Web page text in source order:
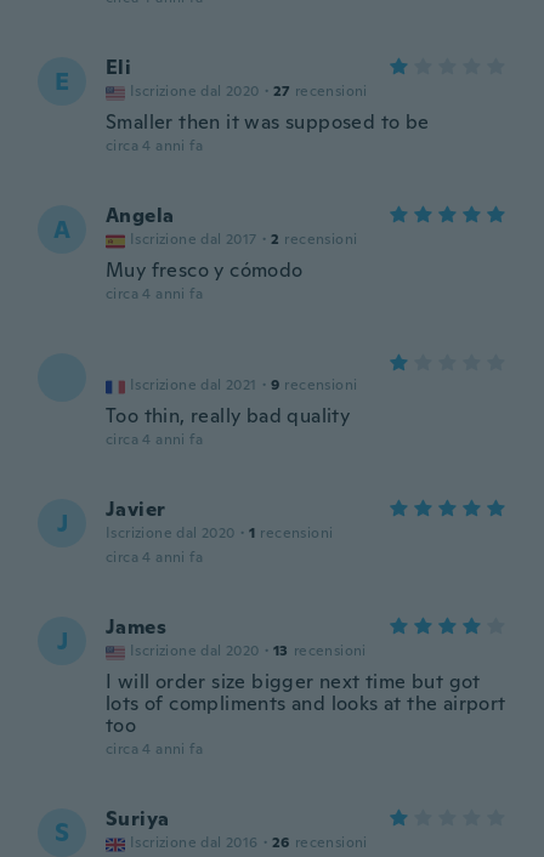
E Eli
Iscrizione dal 2020 · 27 recensioni
Smaller then it was supposed to be
circa 4 anni fa
A Angela
Iscrizione dal 2017 · 2 recensioni
Muy fresco y cómodo
circa 4 anni fa
Iscrizione dal 2021 · 9 recensioni
Too thin, really bad quality
circa 4 anni fa
J Javier
Iscrizione dal 2020 · 1 recensioni
circa 4 anni fa
J James
Iscrizione dal 2020 · 13 recensioni
I will order size bigger next time but got
lots of compliments and looks at the airport
too
circa 4 anni fa
S Suriya
Iscrizione dal 2016 · 26 recensioni